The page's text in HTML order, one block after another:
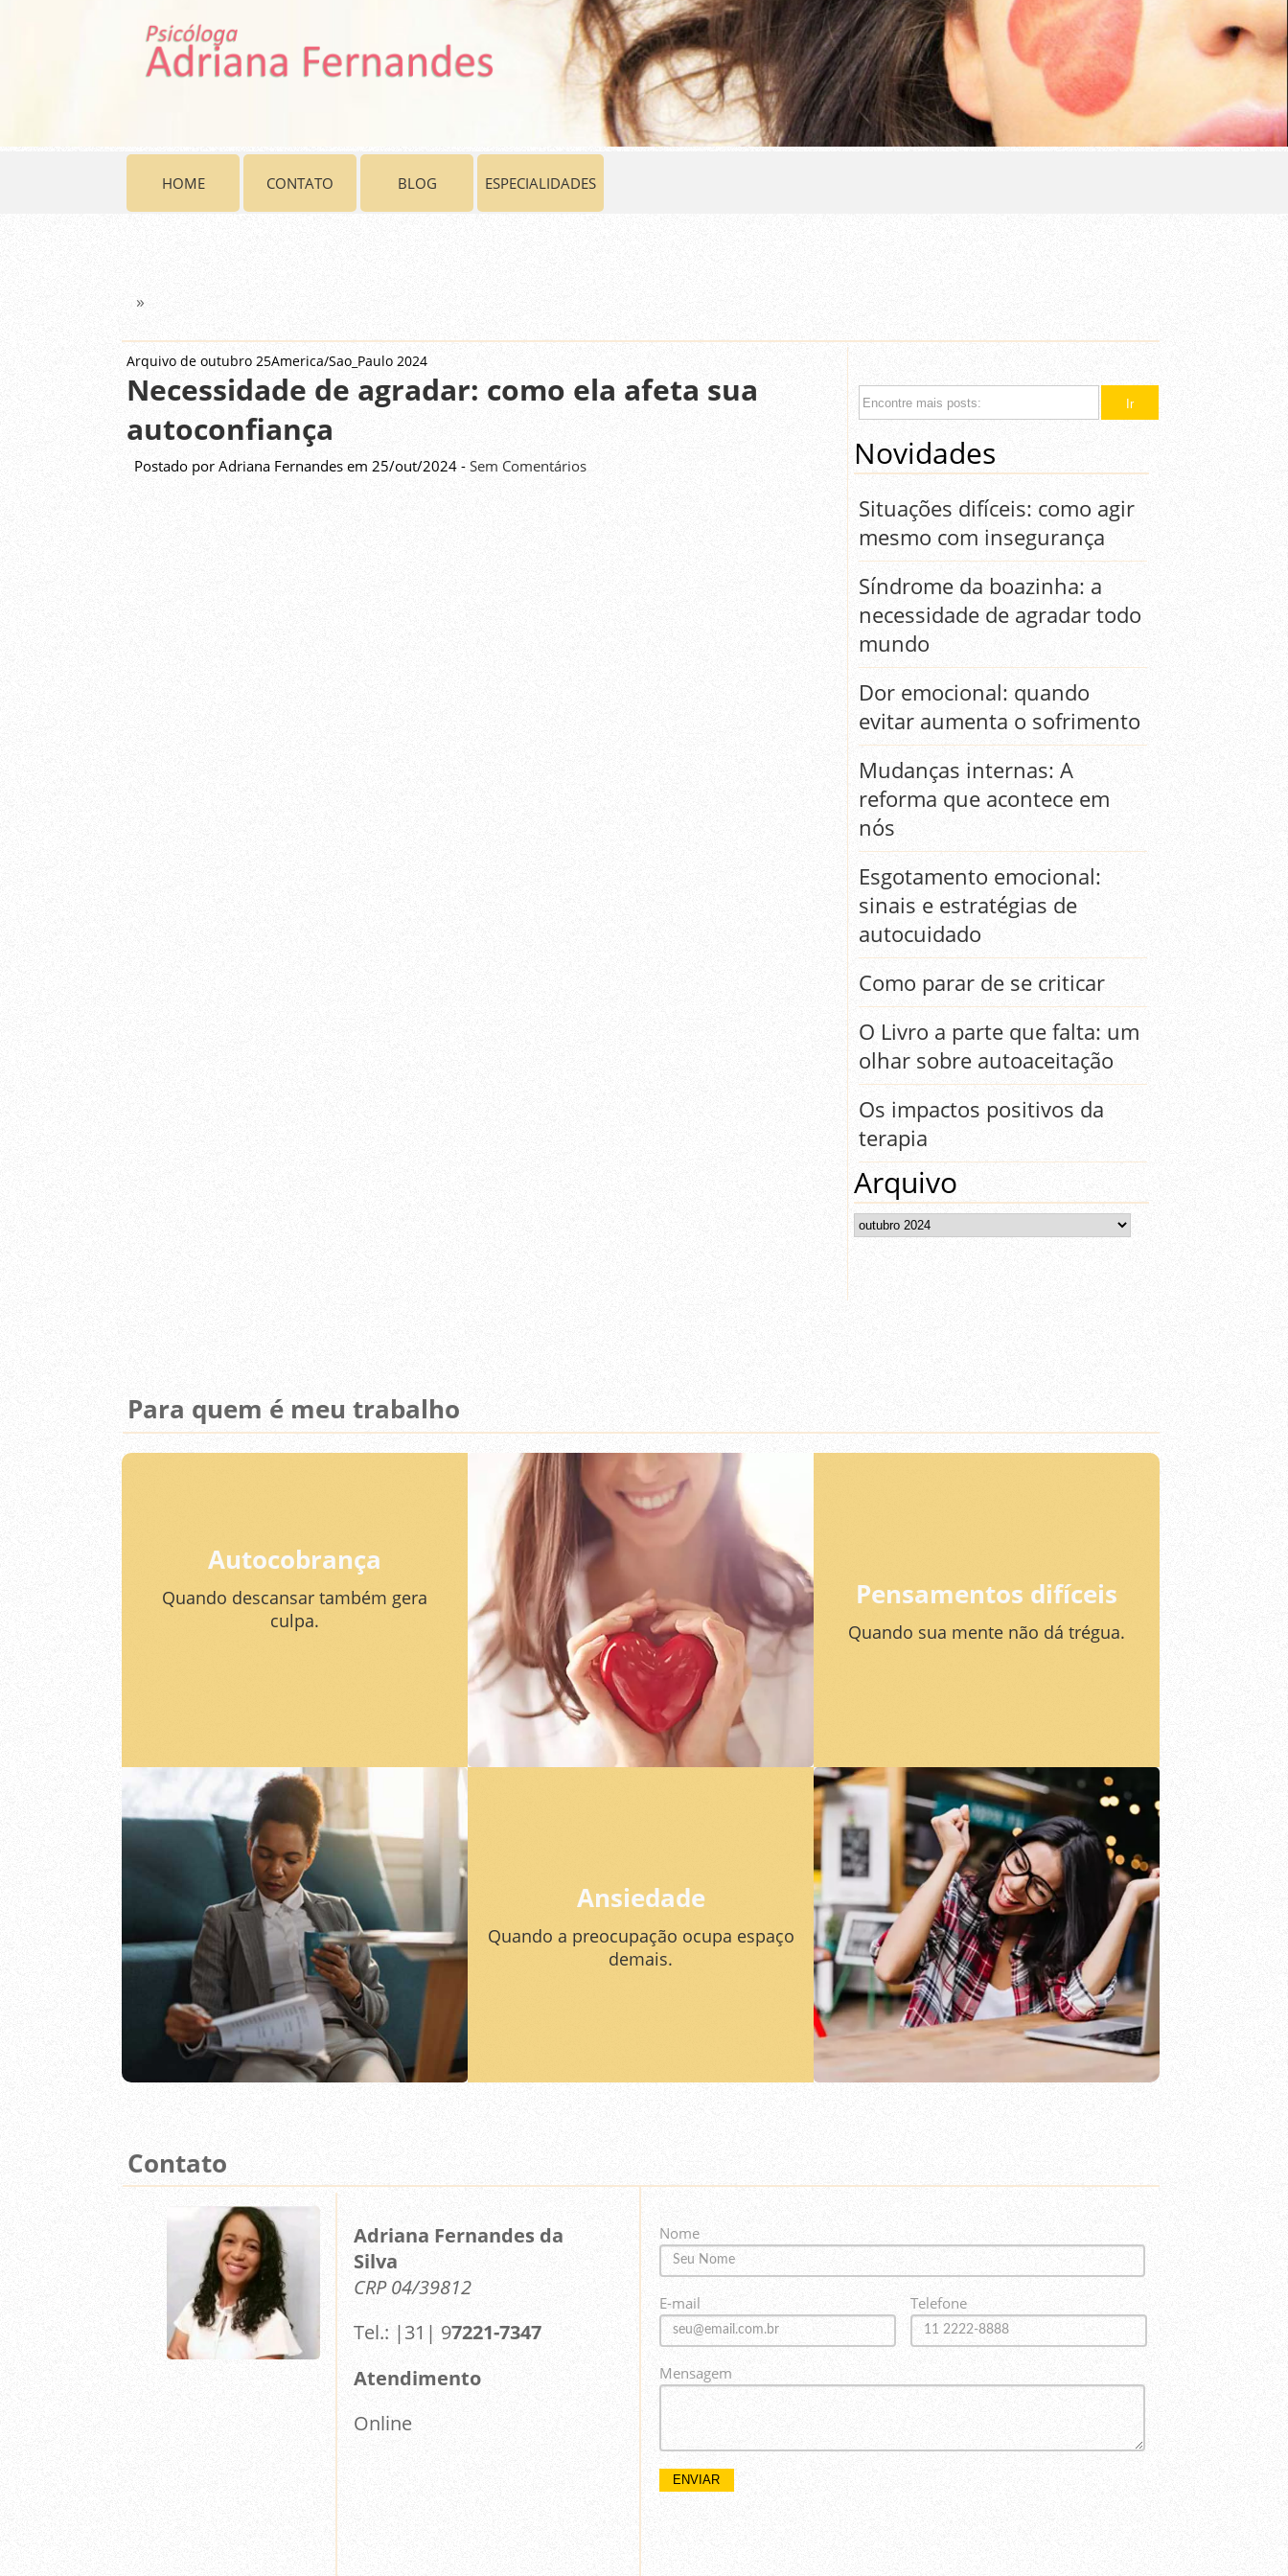
HOME CONTATO BLOG ESPECIALIDADES
»
Arquivo de outubro 25America/Sao_Paulo 2024
Necessidade de agradar: como ela afeta sua
autoconfiança
Postado por Adriana Fernandes em 25/out/2024 - Sem Comentários Novidades
Situações difíceis: como agir
mesmo com insegurança
Síndrome da boazinha: a
necessidade de agradar todo
mundo
Dor emocional: quando
evitar aumenta o sofrimento
Mudanças internas: A
reforma que acontece em
nós
Esgotamento emocional:
sinais e estratégias de
autocuidado
Como parar de se criticar
O Livro a parte que falta: um
olhar sobre autoaceitação
Os impactos positivos da
terapia
Arquivo
Arquivo
Para quem é meu trabalho
Autocobrança
Quando descansar também gera
culpa.
Pensamentos difíceis
Quando sua mente não dá trégua.
Ansiedade
Quando a preocupação ocupa espaço
demais.
Contato
Adriana Fernandes da
Silva
CRP 04/39812
Tel.: |31| 97221-7347
Atendimento
Online
Nome
E-mail Telefone
Mensagem